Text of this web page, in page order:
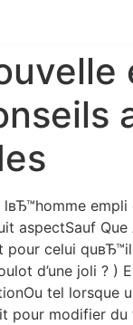
lвЂ™homme
aspectSauf Que
celui
d’une joli ? )
tel lorsque
pour modifier